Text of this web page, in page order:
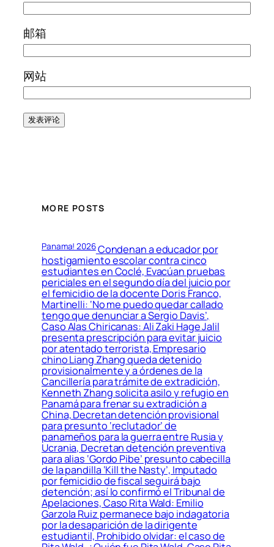
邮箱
网站
MORE POSTS
Panama! 2026Condenan a educador por
hostigamiento escolar contra cinco
estudiantes en Coclé, Evacúan pruebas
periciales en el segundo día del juicio por
el femicidio de la docente Doris Franco,
Martinelli: ‘No me puedo quedar callado
tengo que denunciar a Sergio Davis’,
Caso Alas Chiricanas: Ali Zaki Hage Jalil
presenta prescripción para evitar juicio
por atentado terrorista, Empresario
chino Liang Zhang queda detenido
provisionalmente y a órdenes de la
Cancillería para trámite de extradición,
Kenneth Zhang solicita asilo y refugio en
Panamá para frenar su extradición a
China, Decretan detención provisional
para presunto ‘reclutador’ de
panameños para la guerra entre Rusia y
Ucrania, Decretan detención preventiva
para alias ‘Gordo Pibe’ presunto cabecilla
de la pandilla ‘Kill the Nasty’, Imputado
por femicidio de fiscal seguirá bajo
detención; así lo confirmó el Tribunal de
Apelaciones, Caso Rita Wald: Emilio
Garzola Ruiz permanece bajo indagatoria
por la desaparición de la dirigente
estudiantil, Prohibido olvidar: el caso de